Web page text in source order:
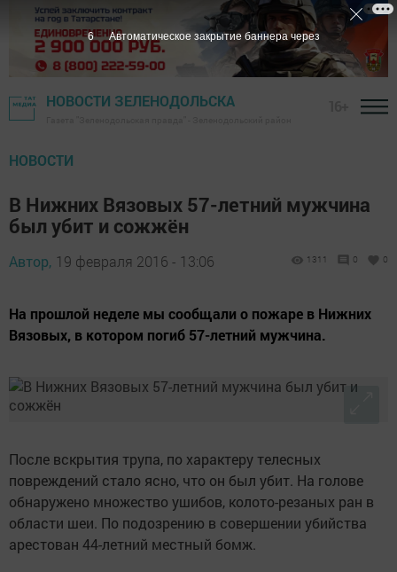
НОВОСТИ ЗЕЛЕНОДОЛЬСКА
НОВОСТИ
В Нижних Вязовых 57-летний мужчина
был убит и сожжён
Автор, 19 февраля 2016 - 13:06 1311 0 0
На прошлой неделе мы сообщали о пожаре в Нижних
Вязовых, в котором погиб 57-летний мужчина.
После вскрытия трупа, по характеру телесных
повреждений стало ясно, что он был убит. На голове
обнаружено множество ушибов, колото-резаных ран в
области шеи. По подозрению в совершении убийства
арестован 44-летний местный бомж.
5 Автоматическое закрытие баннера через